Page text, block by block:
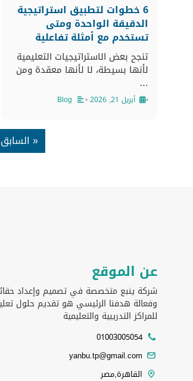
6 خطوات لتطبيق استراتيجية
الدقيقة الواحدة ومتى
تستخدم مع أمثلة تفاعلية
تنجح بعض الاستراتيجيات التعليمية
لأنها بسيطة، لا لأنها معقدة ومن
…
• أبريل 21, 2026 •
Blog
« السابق
عن الموقع
شركة ينبع متخصصة في تصميم وإعداد
وفعالة هدفنا الرئيسي هو تقديم حلول
للمراكز التدريبية والتعليمية
01003005054
yanbu.tp@gmail.com
القاهرة,مصر